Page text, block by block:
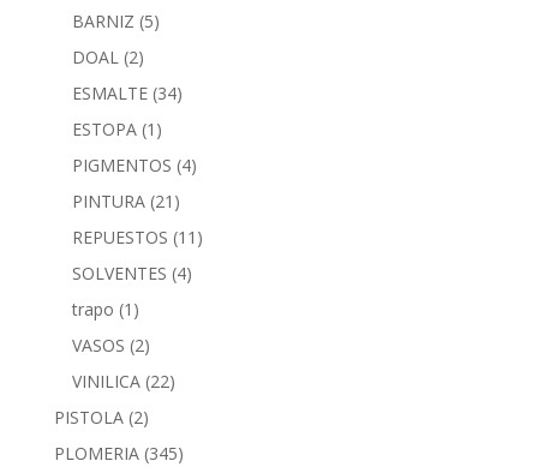
BARNIZ (5)
DOAL (2)
ESMALTE (34)
ESTOPA (1)
PIGMENTOS (4)
PINTURA (21)
REPUESTOS (11)
SOLVENTES (4)
trapo (1)
VASOS (2)
VINILICA (22)
PISTOLA (2)
PLOMERIA (345)